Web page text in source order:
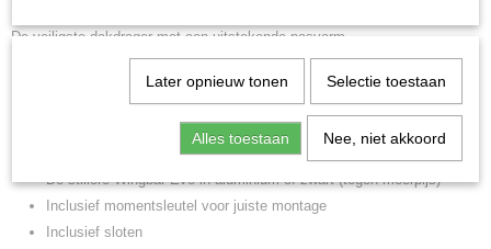
De veiligste dakdrager met een uitstekende pasvorm.
Samengestelde set uit 2 componenten
Thule Evo Raised Rail voetenset
Thule 118 stangenset
Standaard met Thule Square bars
De stillere Wingbar Evo in aluminium of zwart (tegen meerpijs)
Inclusief momentsleutel voor juiste montage
Inclusief sloten
Later opnieuw tonen Selectie toestaan
Alles toestaan Nee, niet akkoord